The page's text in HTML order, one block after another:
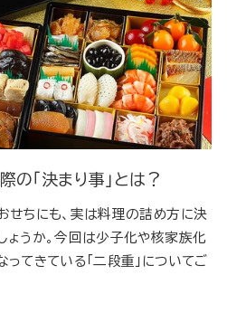
「決まり事」とは？
せちにも、実は料理の詰め方に決
ょうか。今回は少子化や核家族化
てきている「二段重」についてご